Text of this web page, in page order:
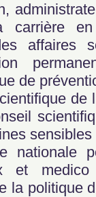
carrière
affaires
de
de
nationale
et
la politique